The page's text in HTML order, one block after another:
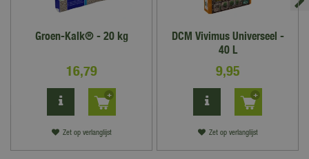
Groen-Kalk® - 20 kg
16,79
Zet op verlanglijst
DCM Vivimus Universeel -
40 L
9,95
Zet op verlanglijst